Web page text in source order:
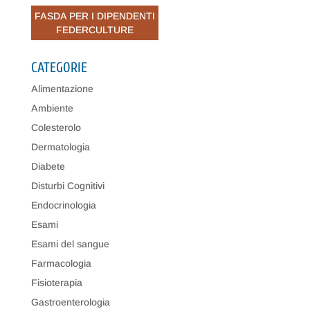
FASDA PER I DIPENDENTI
FEDERCULTURE
CATEGORIE
Alimentazione
Ambiente
Colesterolo
Dermatologia
Diabete
Disturbi Cognitivi
Endocrinologia
Esami
Esami del sangue
Farmacologia
Fisioterapia
Gastroenterologia